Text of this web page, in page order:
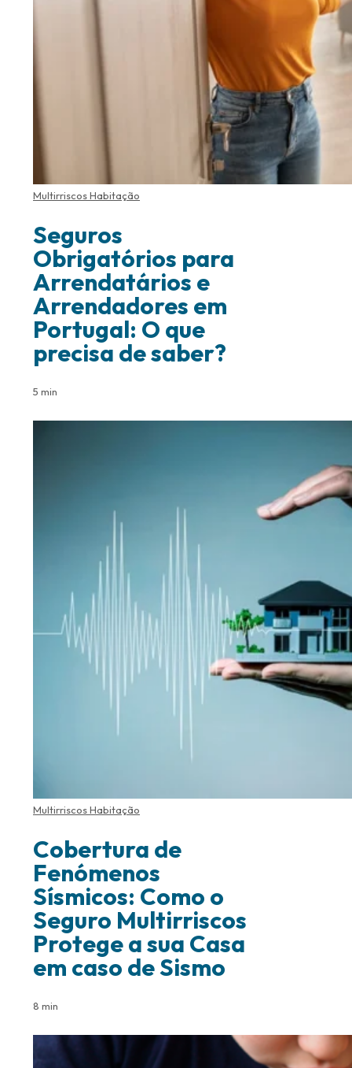
Multirriscos Habitação
Seguros
Obrigatórios para
Arrendatários e
Arrendadores em
Portugal: O que
precisa de saber?
5 min
Multirriscos Habitação
Cobertura de
Fenómenos
Sísmicos: Como o
Seguro Multirriscos
Protege a sua Casa
em caso de Sismo
8 min